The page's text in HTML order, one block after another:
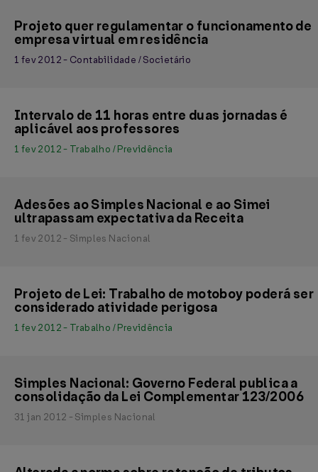
Projeto quer regulamentar o funcionamento de
empresa virtual em residência
1 fev 2012 - Contabilidade / Societário
Intervalo de 11 horas entre duas jornadas é
aplicável aos professores
1 fev 2012 - Trabalho / Previdência
Adesões ao Simples Nacional e ao Simei
ultrapassam expectativa da Receita
1 fev 2012 - Simples Nacional
Projeto de Lei: Trabalho de motoboy poderá ser
considerado atividade perigosa
1 fev 2012 - Trabalho / Previdência
Simples Nacional: Governo Federal publica a
consolidação da Lei Complementar 123/2006
31 jan 2012 - Simples Nacional